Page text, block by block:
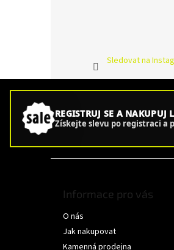
Sledovat na
REGISTRUJ SE A NAKUPUJ
Získejte slevu po registraci a
Informace pro vás
O nás
Jak nakupovat
Kamenná prodejna